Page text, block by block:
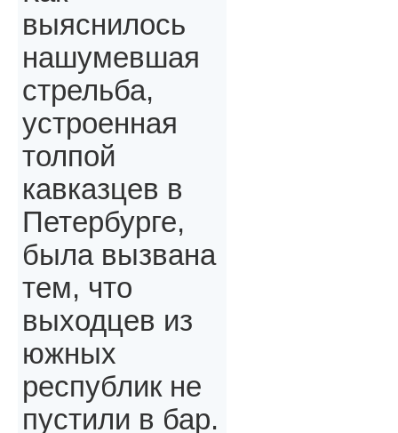
выяснилось
нашумевшая
стрельба,
устроенная
толпой
кавказцев в
Петербурге,
была вызвана
тем, что
выходцев из
южных
республик не
пустили в бар.